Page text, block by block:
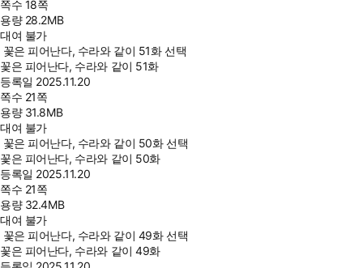
쪽수 18쪽
용량 28.2MB
대여 불가
꽃은 피어난다, 수라와 같이 51화 선택
꽃은 피어난다, 수라와 같이 51화
등록일 2025.11.20
쪽수 21쪽
용량 31.8MB
대여 불가
꽃은 피어난다, 수라와 같이 50화 선택
꽃은 피어난다, 수라와 같이 50화
등록일 2025.11.20
쪽수 21쪽
용량 32.4MB
대여 불가
꽃은 피어난다, 수라와 같이 49화 선택
꽃은 피어난다, 수라와 같이 49화